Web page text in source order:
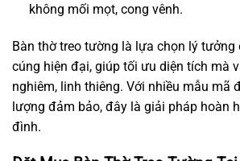
không mối mọt, cong vênh.
Bàn thờ treo tường là lựa chọn lý tưởng
cúng hiện đại, giúp tối ưu diện tích mà
nghiêm, linh thiêng. Với nhiều mẫu mã
lượng đảm bảo, đây là giải pháp hoàn
đình.